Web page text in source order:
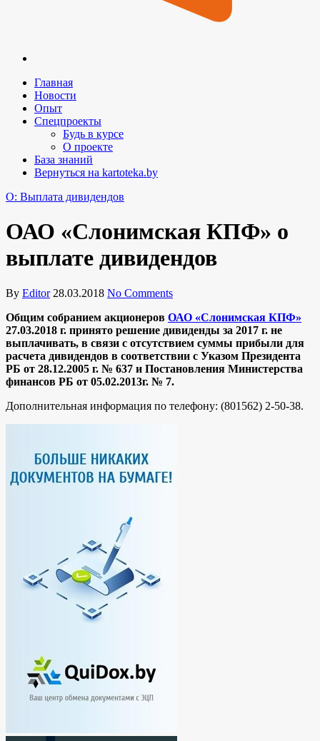
Главная
Новости
Опыт
Спецпроекты
Будь в курсе
О проекте
База знаний
Вернуться на kartoteka.by
O: Выплата дивидендов
ОАО «Слонимская КПФ» о
выплате дивидендов
By Editor 28.03.2018 No Comments
Общим собранием акционеров ОАО «Слонимская КПФ»
27.03.2018 г. принято решение дивиденды за 2017 г. не
выплачивать, в связи с отсутствием суммы прибыли для
расчета дивидендов в соответствии с Указом Президента
РБ от 28.12.2005 г. № 637 и Постановления Министерства
финансов РБ от 05.02.2013г. № 7.
Дополнительная информация по телефону: (801562) 2-50-38.